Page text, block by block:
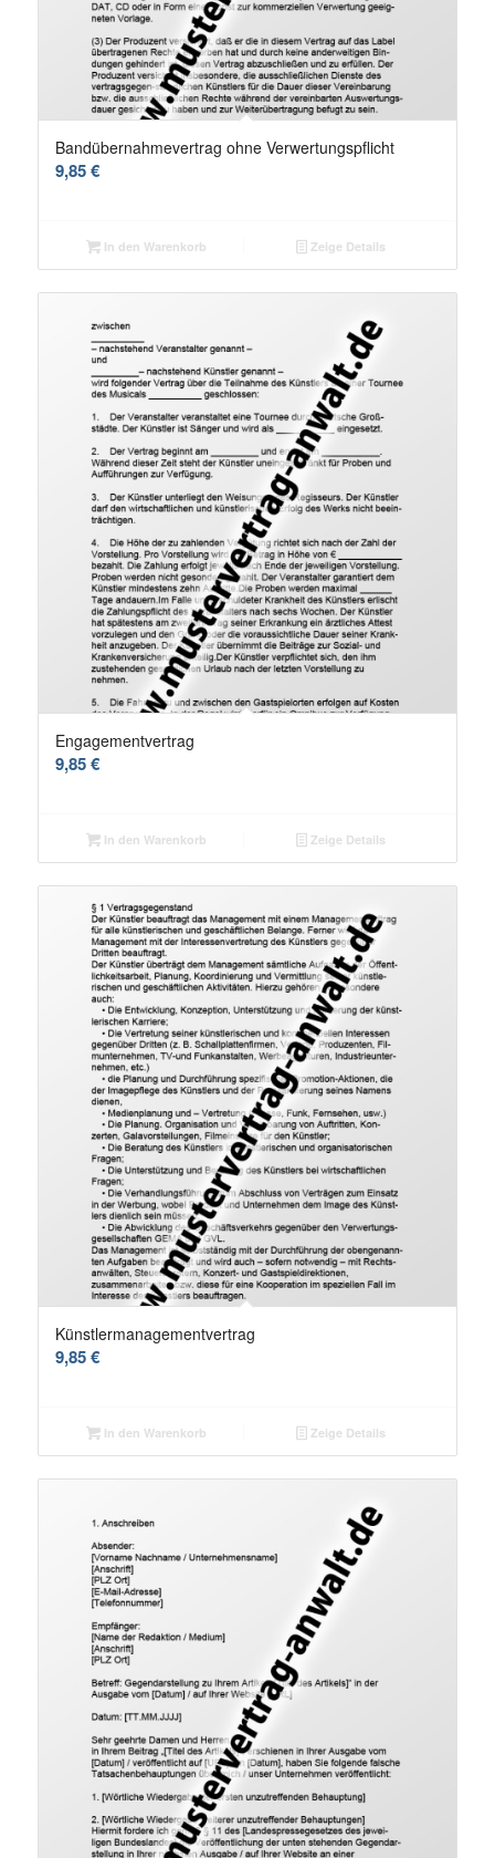
Bandübernahmevertrag ohne Verwertungspflicht
9,85€
In den Warenkorb Zeige Details
Engagementvertrag
9,85€
In den Warenkorb Zeige Details
Künstlermanagementvertrag
9,85€
In den Warenkorb Zeige Details